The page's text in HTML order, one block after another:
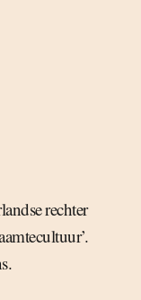
rechter